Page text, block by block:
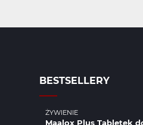
BESTSELLERY
ŻYWIENIE
Maalox Plus Tabletek